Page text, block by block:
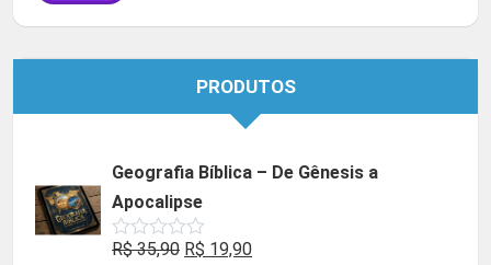
PRODUTOS
Geografia Bíblica – De Gênesis a
Apocalipse
Avaliação
R$35,90 O
R$ 19,90O